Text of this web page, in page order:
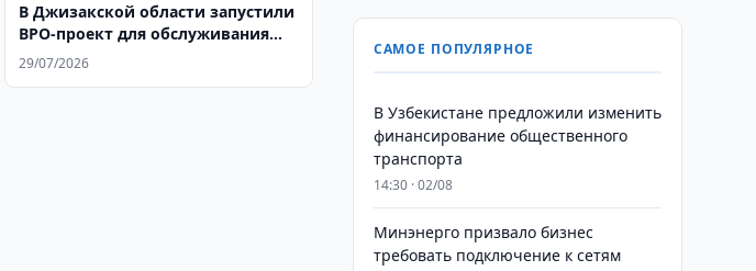
В Джизакской области запустили
BPO-проект для обслуживания
грузоперевозок в США
29/07/2026
САМОЕ ПОПУЛЯРНОЕ
В Узбекистане предложили изменить
финансирование общественного
транспорта
14:30 · 02/08
Минэнерго призвало бизнес
требовать подключение к сетям